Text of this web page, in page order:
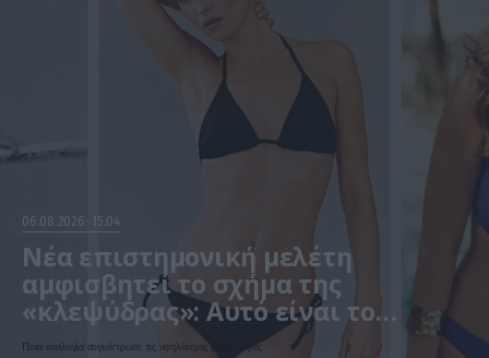
06.08.2026 15:04
Νέα επιστημονική μελέτη
αμφισβητεί το σχήμα της
«κλεψύδρας»: Αυτό είναι το
«ιδανικό» γυναικείο σώμα
Ποια αναλογία συγκέντρωσε τις υψηλότερες βαθμολογίες